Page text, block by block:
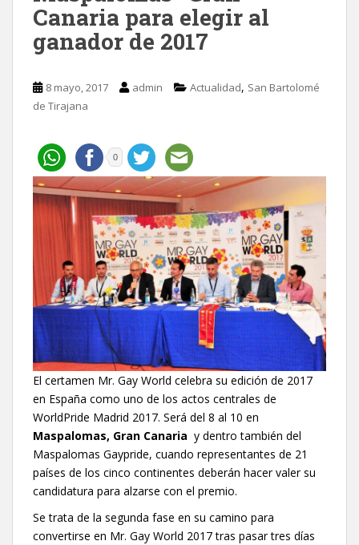
Canaria para elegir al
ganador de 2017
8 mayo, 2017 admin Actualidad, San Bartolomé
de Tirajana
0
El certamen Mr. Gay World celebra su edición de 2017
en España como uno de los actos centrales de
WorldPride Madrid 2017. Será del 8 al 10 en
Maspalomas, Gran Canaria y dentro también del
Maspalomas Gaypride, cuando representantes de 21
países de los cinco continentes deberán hacer valer su
candidatura para alzarse con el premio.
Se trata de la segunda fase en su camino para
convertirse en Mr. Gay World 2017 tras pasar tres días